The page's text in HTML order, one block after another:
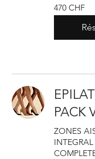
470
francs
suisses
470 CHF
PACK
ZONES